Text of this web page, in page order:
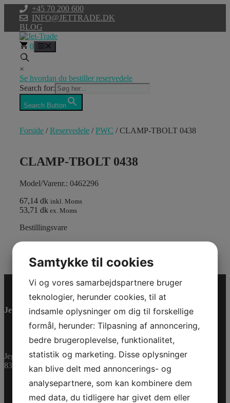
indhold
+45 70 200 600
INFO@JETTRADE.DK
BLOG
0
×
Se hvordan du bestiller reservedele
Search for:
Search Button
Forside /Reservedele /PWC / CLAMP-TBOLT 0438
CLAMP-TBOLT 0438
Model/Varenr.: 0462296
67,14 dk inkl. Moms
53,71 dk ex. Moms
Bestillingsvare
Varenummer (SKU):
Jet-Trade Powersport
Jegstrupvej 280
8361 Hasselager
Samtykke til cookies
Vi og vores samarbejdspartnere bruger
teknologier, herunder cookies, til at
indsamle oplysninger om dig til forskellige
formål, herunder: Tilpasning af annoncering,
bedre brugeroplevelse, funktionalitet,
statistik og marketing. Disse oplysninger
kan blive delt med annoncerings- og
analysepartnere, som kan kombinere dem
med data, du tidligere har givet dem eller